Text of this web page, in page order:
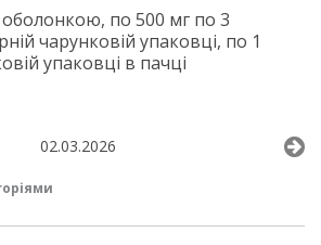
оболонкою, по 500 мг по 3
чарунковій упаковці, по 1
упаковці в пачці
02.03.2026